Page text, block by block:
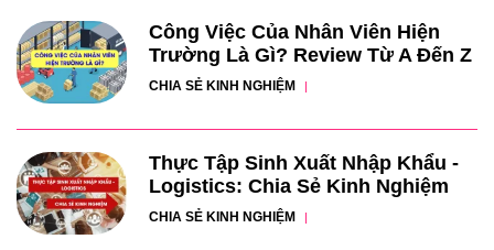
Công Việc Của Nhân Viên Hiện
Trường Là Gì? Review Từ A Đến Z
CHIA SẺ KINH NGHIỆM
Thực Tập Sinh Xuất Nhập Khẩu -
Logistics: Chia Sẻ Kinh Nghiệm
CHIA SẺ KINH NGHIỆM